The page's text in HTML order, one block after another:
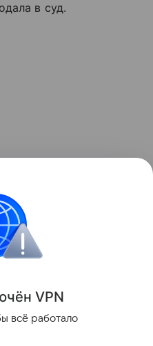
в суд.
ён VPN
всё работало